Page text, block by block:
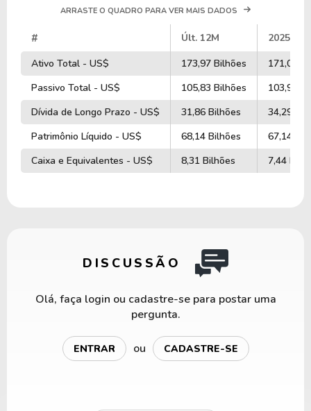
ARRASTE O QUADRO PARA VER MAIS DADOS
# Últ. 12M
2025
Ativo Total - US$
173,97 Bilhões
171,08
Passivo Total - US$
105,83 Bilhões
103,94
Dívida de Longo Prazo - US$
31,86 Bilhões
34,29
Patrimônio Líquido - US$
68,14 Bilhões
67,14
Caixa e Equivalentes - US$
8,31 Bilhões 7,44
DISCUSSÃO
Olá, faça login ou cadastre-se para postar uma
pergunta.
ENTRAR ou CADASTRE-SE